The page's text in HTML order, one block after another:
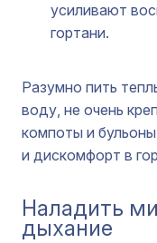
усиливают
гортани.
Разумно пить
воду, не очень
компоты и
и дискомфорт в
Наладить
дыхание